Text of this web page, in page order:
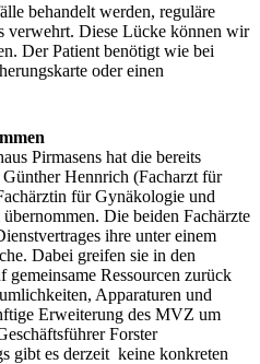
behandelt werden, reguläre
verwehrt. Diese Lücke können wir
Der Patient benötigt wie bei
oder einen
Pirmasens hat die bereits
Hennrich (Facharzt für
für Gynäkologie und
Die beiden Fachärzte
ihre unter einem
Dabei greifen sie in den
Ressourcen zurück
Apparaturen und
Erweiterung des MVZ um
Forster
gibt es derzeit keine konkreten